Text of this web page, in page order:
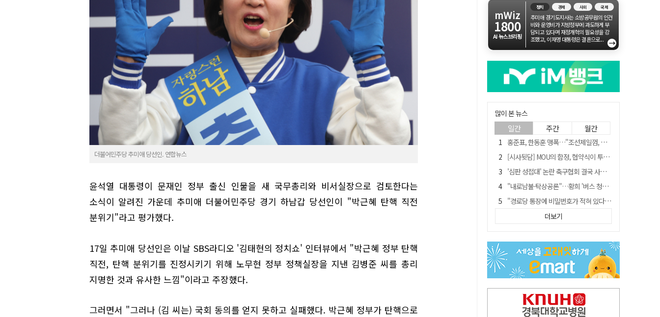
더불어민주당 추미애 당선인. 연합뉴스
윤석열 대통령이 문재인 정부 출신 인물을 새 국무총리와 비서실장으로 검토한다는
소식이 알려진 가운데 추미애 더불어민주당 경기 하남갑 당선인이 "박근혜 탄핵 직전
분위기"라고 평가했다.
17일 추미애 당선인은 이날 SBS라디오 '김태현의 정치쇼' 인터뷰에서 "박근혜 정부 탄핵
직전, 탄핵 분위기를 진정시키기 위해 노무현 정부 정책실장을 지낸 김병준 씨를 총리
지명한 것과 유사한 느낌"이라고 주장했다.
그러면서 "그러나 (김 씨는) 국회 동의를 얻지 못하고 실패했다. 박근혜 정부가 탄핵으로
mWiz
1800
AI 뉴스브리핑
정치 경제 사회 국제
추미애 경기도지사는 소방공무원의 인건
비와 운영비가 지방정부에 과도하게 부
담되고 있다며 재정개혁의 필요성을 강
조했고, 이재명 대통령은 결혼으로...
→
많이 본 뉴스
일간 주간 월간
홍준표, 한동훈 맹폭…"조선제일껌, 권력에 살고 권력에 죽었다"
[시사뒷담] MOU의 함정, 협약식이 투자 확정은 아니긴 해
'심판 성접대' 논란 축구협회 결국 사과…"깊이 반성, 쇄신하겠다"
"내로남불·탁상공론"…황희 '버스 청년주택' 제안에 與 내부서도 쓴소리
"경로당 통장에 비밀번호가 적혀 있다"…전국 돌며 경로당 13곳 턴 30대 구속
예안향교 대성전, '국가지정 보물로 지정'
"침대에 결박, 탈진"…평생 교회서 산 11세 남아, 병원 이송 끝 숨져
김민석, 與전당대회 제주·인천 당원투표서 승리…누적 득표는 '초박빙'
[금주의 이슈] 하늘의 외계인, 바다의 귀향자…영화 '호프'와 '오디세이'
더보기